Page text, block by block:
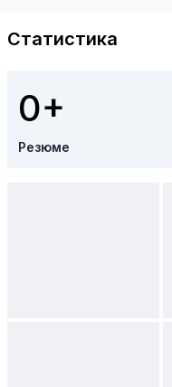
Статистика
0+
Резюме